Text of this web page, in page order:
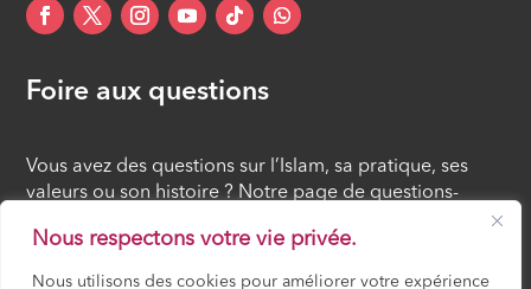
Nous respectons votre vie privée.
Nous utilisons des cookies pour améliorer votre expérience
Foire aux questions
Vous avez des questions sur l’Islam, sa pratique, ses
valeurs ou son histoire ? Notre page de questions-
réponses rassemble des réponses claires et accessibles
à tous, croyants ou simples curieux.